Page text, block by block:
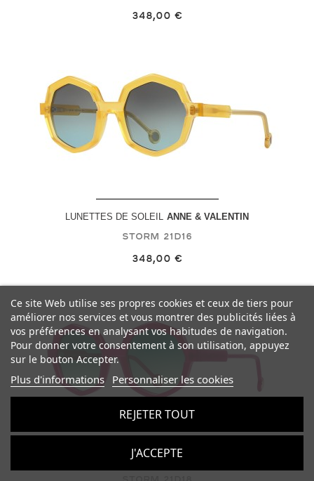
348,00 €
LUNETTES DE SOLEIL ANNE & VALENTIN
Storm 21D16
348,00 €
LUNETTES DE SOLEIL ANNE & VALENTIN
Ce site Web utilise ses propres cookies et ceux de tiers pour
améliorer nos services et vous montrer des publicités liées à
vos préférences en analysant vos habitudes de navigation.
Pour donner votre consentement à son utilisation, appuyez
sur le bouton Accepter.
Plus d'informations Personnaliser les cookies
REJETER TOUT
J'ACCEPTE